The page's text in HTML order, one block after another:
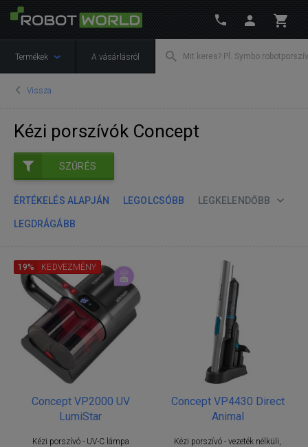
Termékek A vásárlásról
Vissza
Kézi porszívók Concept
SZŰRÉS
ÉRTÉKELÉS ALAPJÁN LEGOLCSÓBB LEGKELENDŐBB
LEGDRÁGÁBB
Concept VP2000 UV
LumiStar
Kézi porszívó - UV-C lámpa
19% KEDVEZMÉNY
Concept VP4430 Direct
Animal
Kézi porszívó - vezeték nélküli,